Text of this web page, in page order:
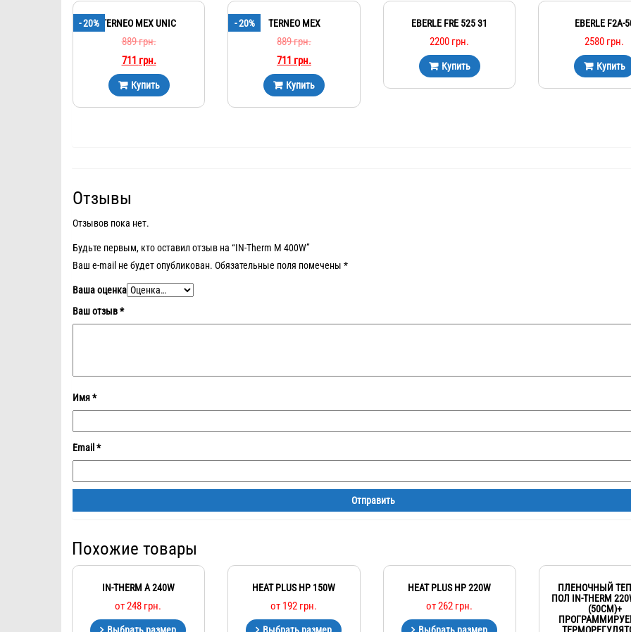
- 20% TERNEO MEX UNIC
889грн.
711 грн.
Купить
- 20% TERNEO MEX
889грн.
711 грн.
Купить
EBERLE FRE 525 31
2200 грн.
Купить
EBERLE F2A-
2580 грн.
Купить
Отзывы
Отзывов пока нет.
Будьте первым, кто оставил отзыв на “IN-Therm M 400W”
Ваш e-mail не будет опубликован. Обязательные поля помечены *
Ваша оценка
Ваш отзыв*
Имя*
Email *
Похожие товары
IN-THERM A 240W
от248 грн.
HEAT PLUS HP 150W
от 192 грн.
HEAT PLUS HP 220W
от262 грн.
ПЛЕНОЧНЫЙ
ПОЛ IN-THERM
(50СМ)+